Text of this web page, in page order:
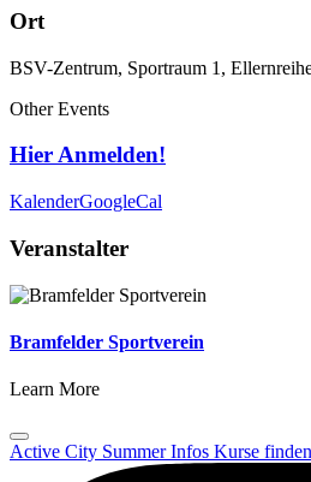
Ort
BSV-Zentrum, Sportraum 1,
Other Events
Hier Anmelden!
KalenderGoogleCal
Veranstalter
Bramfelder Sportverein
Learn More
Active City SummerInfos Kurse finden